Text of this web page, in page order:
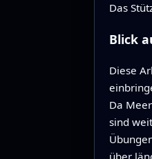
Das
Blick
Diese
Da
sind
über